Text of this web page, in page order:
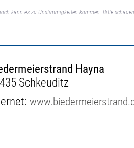
kann es zu Unstimmigkeiten kommen. Bitte
Hayna
Schkeuditz